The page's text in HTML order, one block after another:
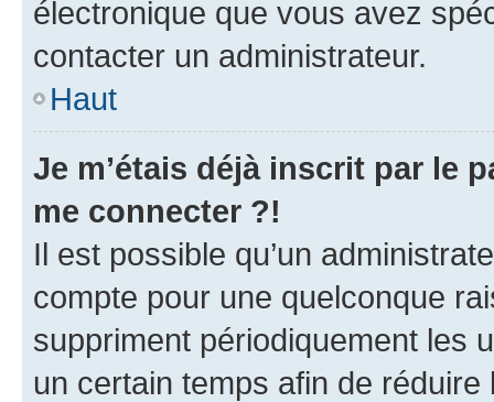
électronique que vous avez
contacter un administrateur.
Haut
Je m’étais déjà inscrit par le
me connecter ?!
Il est possible qu’un
compte pour une quelconque
suppriment périodiquement les
un certain temps afin de